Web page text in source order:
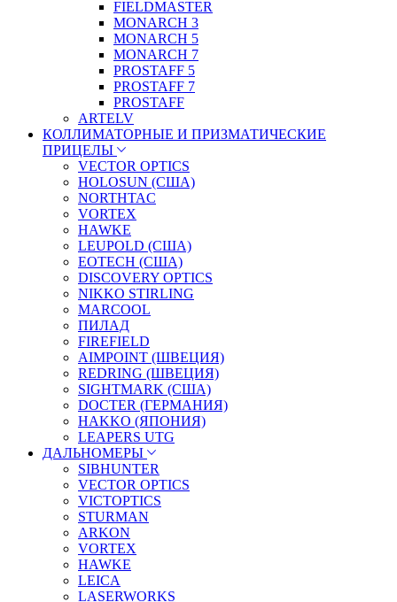
FIELDMASTER
MONARCH 3
MONARCH 5
MONARCH 7
PROSTAFF 5
PROSTAFF 7
PROSTAFF
ARTELV
КОЛЛИМАТОРНЫЕ И ПРИЗМАТИЧЕСКИЕ
ПРИЦЕЛЫ
VECTOR OPTICS
HOLOSUN (США)
NORTHTAC
VORTEX
HAWKE
LEUPOLD (США)
EOTECH (США)
DISCOVERY OPTICS
NIKKO STIRLING
MARCOOL
ПИЛАД
FIREFIELD
AIMPOINT (ШВЕЦИЯ)
REDRING (ШВЕЦИЯ)
SIGHTMARK (США)
DOCTER (ГЕРМАНИЯ)
HAKKO (ЯПОНИЯ)
LEAPERS UTG
ДАЛЬНОМЕРЫ
SIBHUNTER
VECTOR OPTICS
VICTOPTICS
STURMAN
ARKON
VORTEX
HAWKE
LEICA
LASERWORKS